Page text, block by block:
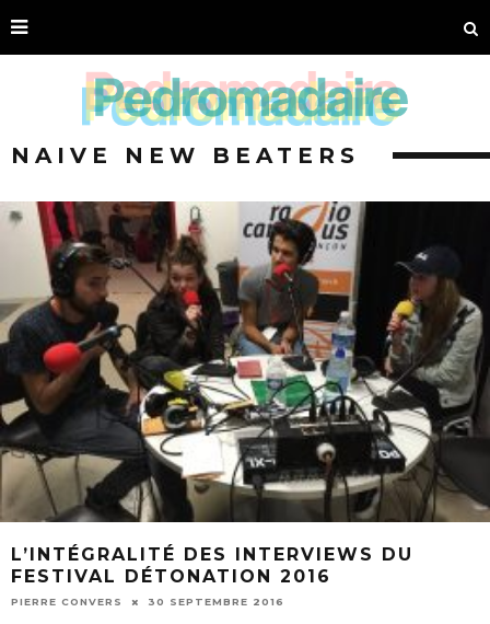
NAIVE NEW BEATERS
L’INTÉGRALITÉ DES INTERVIEWS DU
FESTIVAL DÉTONATION 2016
PIERRE CONVERS 30 SEPTEMBRE 2016